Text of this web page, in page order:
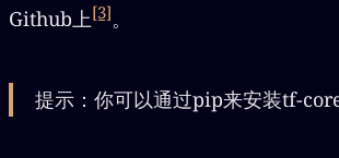
Github上[3]。
提示：你可以通过pip来安装tf-